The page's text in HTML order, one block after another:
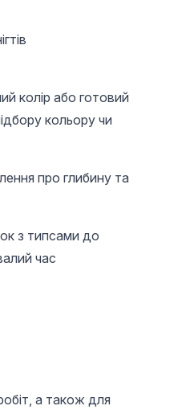
пензлів та пилок,
колір або готовий
кольору чи
про глибину та
з типсами до
час
а також для